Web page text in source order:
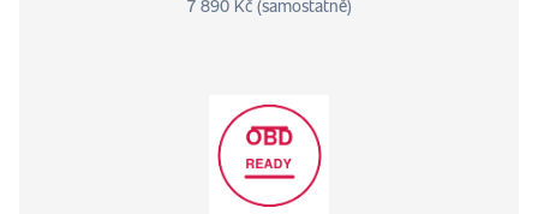
7 890 Kč (samostatně)